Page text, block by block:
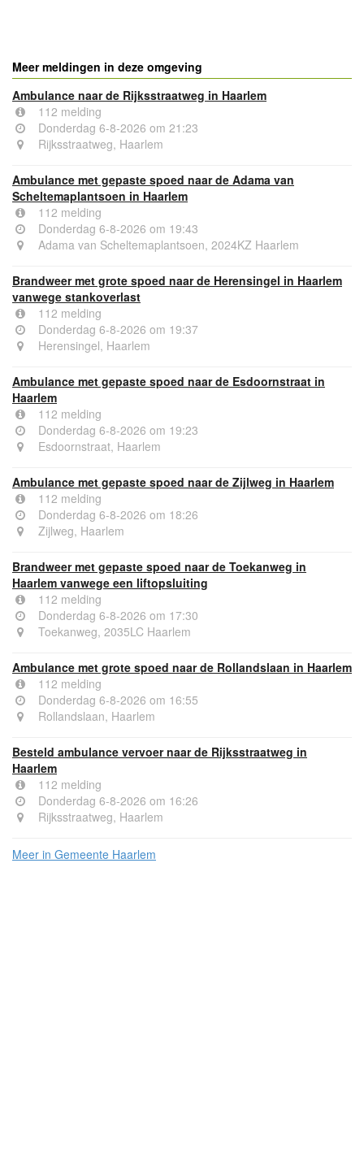
Meer meldingen in deze omgeving
Ambulance naar de Rijksstraatweg in Haarlem
112 melding
Donderdag 6-8-2026 om 21:23
Rijksstraatweg, Haarlem
Ambulance met gepaste spoed naar de Adama van
Scheltemaplantsoen in Haarlem
112 melding
Donderdag 6-8-2026 om 19:43
Adama van Scheltemaplantsoen, 2024KZ Haarlem
Brandweer met grote spoed naar de Herensingel in Haarlem
vanwege stankoverlast
112 melding
Donderdag 6-8-2026 om 19:37
Herensingel, Haarlem
Ambulance met gepaste spoed naar de Esdoornstraat in
Haarlem
112 melding
Donderdag 6-8-2026 om 19:23
Esdoornstraat, Haarlem
Ambulance met gepaste spoed naar de Zijlweg in Haarlem
112 melding
Donderdag 6-8-2026 om 18:26
Zijlweg, Haarlem
Brandweer met gepaste spoed naar de Toekanweg in
Haarlem vanwege een liftopsluiting
112 melding
Donderdag 6-8-2026 om 17:30
Toekanweg, 2035LC Haarlem
Ambulance met grote spoed naar de Rollandslaan in Haarlem
112 melding
Donderdag 6-8-2026 om 16:55
Rollandslaan, Haarlem
Besteld ambulance vervoer naar de Rijksstraatweg in
Haarlem
112 melding
Donderdag 6-8-2026 om 16:26
Rijksstraatweg, Haarlem
Meer in Gemeente Haarlem